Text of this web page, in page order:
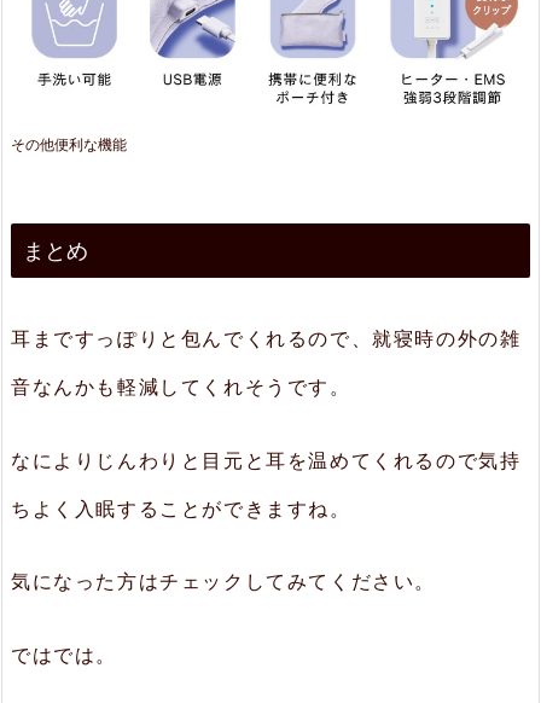
その他便利な機能
まとめ
耳まですっぽりと包んでくれるので、就寝時の外の雑
音なんかも軽減してくれそうです。
なによりじんわりと目元と耳を温めてくれるので気持
ちよく入眠することができますね。
気になった方はチェックしてみてください。
ではでは。